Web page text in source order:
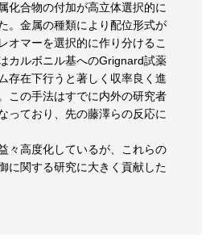
化合物の付加が高立体選択的に
。金属の種類により配位形式が
オマーを選択的に作り分けるこ
カルボニル基へのGrignard試薬
存在下行うと著しく収率良く進
この手法はすでに内外の研究者
っており、先の藤澤らの反応に
々高度化しているが、これらの
に関する研究に大きく貢献した